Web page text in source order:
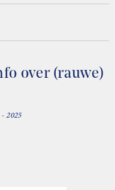
over (rauwe)
2025